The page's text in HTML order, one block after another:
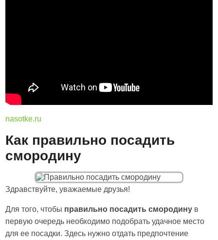
nasotke.ru
Как правильно посадить
смородину
Здравствуйте, уважаемые друзья!
Для того, чтобы правильно посадить смородину в
первую очередь необходимо подобрать удачное место
для ее посадки. Здесь нужно отдать предпочтение